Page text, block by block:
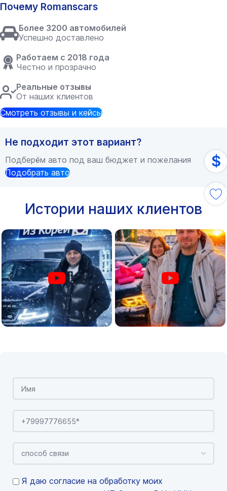
Почему Romanscars
Более 3200 автомобилей
Успешно доставлено
Работаем с 2018 года
Честно и прозрачно
Реальные отзывы
От наших клиентов
Смотреть отзывы и кейсы
Не подходит этот вариант?
Подберём авто под ваш бюджет и пожелания
Подобрать авто
Истории наших клиентов
Я даю согласие на обработку моих
$